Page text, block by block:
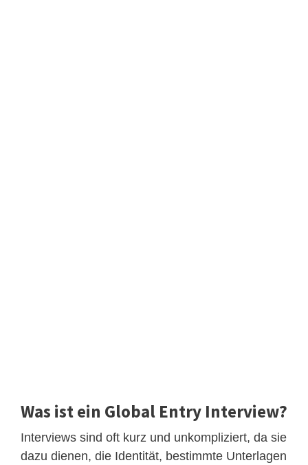
Was ist ein Global Entry Interview?
Interviews sind oft kurz und unkompliziert, da sie
dazu dienen, die Identität, bestimmte Unterlagen